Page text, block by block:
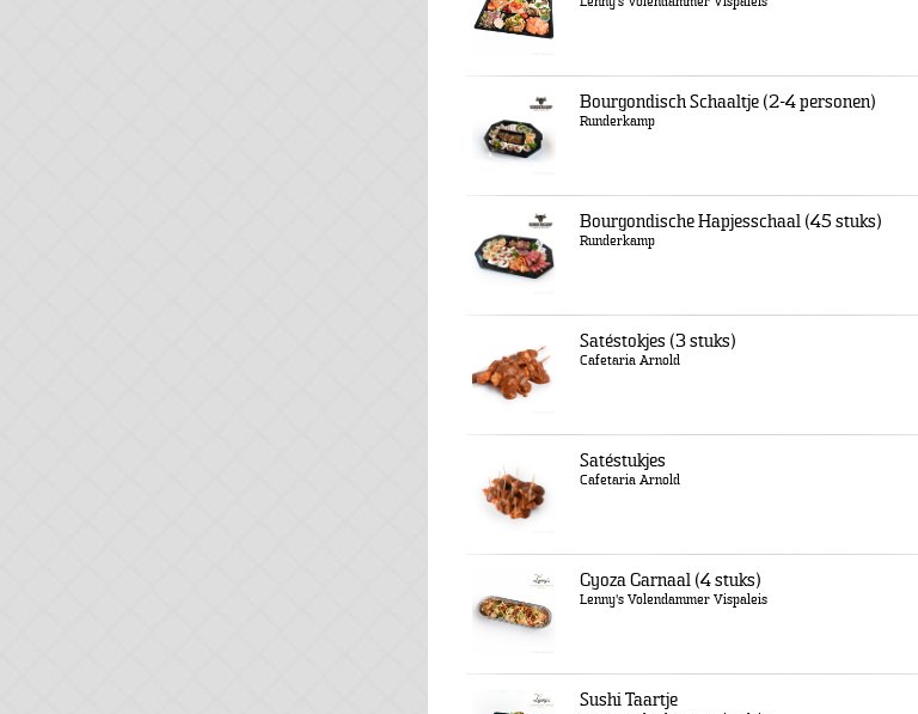
Bourgondisch Schaaltje (2-4 personen)
Runderkamp
Bourgondische Hapjesschaal (45 stuks)
Runderkamp
Satéstokjes (3 stuks)
Cafetaria Arnold
Satéstukjes
Cafetaria Arnold
Gyoza Garnaal (4 stuks)
Lenny's Volendammer Vispaleis
Sushi Taartje